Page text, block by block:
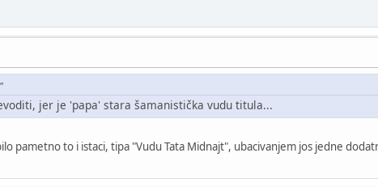
jer je 'papa' stara šamanistička vudu titula...
pametno to i istaci, tipa "Vudu Tata Midnajt", ubacivanjem jos jedne